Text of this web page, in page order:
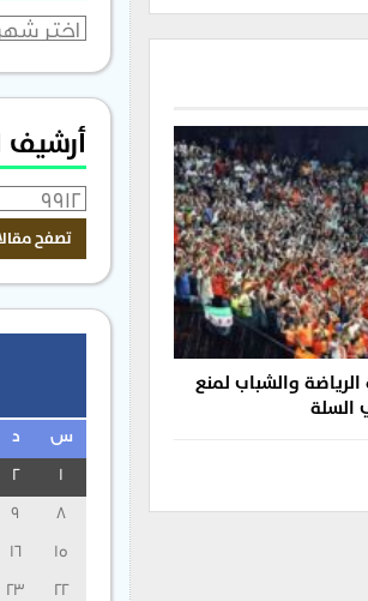
والشباب لمنع
السلة
الأرشيف
أرشيف
س د
1
2
8
9
15
16
22
23